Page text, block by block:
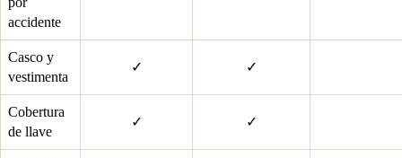
accidente
Casco y
vestimenta
✓ ✓
Cobertura
de llave
✓ ✓